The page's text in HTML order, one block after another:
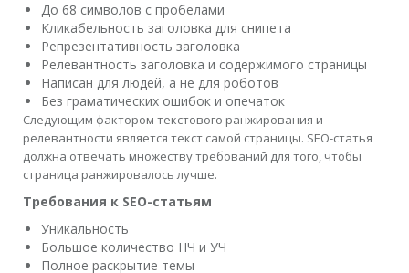
До 68 символов с пробелами
Кликабельность заголовка для снипета
Репрезентативность заголовка
Релевантность заголовка и содержимого страницы
Написан для людей, а не для роботов
Без граматических ошибок и опечаток
Следующим фактором текстового ранжирования и
релевантности является текст самой страницы. SEO-статья
должна отвечать множеству требований для того, чтобы
страница ранжировалось лучше.
Требования к SEO-статьям
Уникальность
Большое количество НЧ и УЧ
Полное раскрытие темы